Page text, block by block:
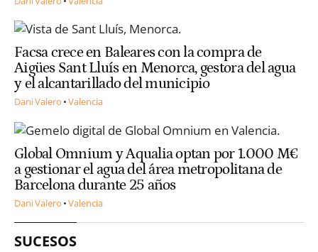
Facsa crece en Baleares con la compra de
Aigües Sant Lluís en Menorca, gestora del agua
y el alcantarillado del municipio
Dani Valero Valencia
Global Omnium y Aqualia optan por 1.000 M€
a gestionar el agua del área metropolitana de
Barcelona durante 25 años
Dani Valero Valencia
SUCESOS